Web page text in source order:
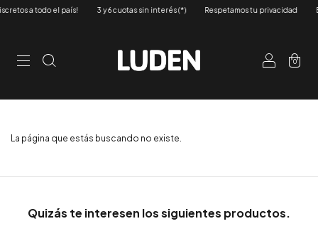
a todo el país! 3 y 6 cuotas sin interés (*) Respetamos tu privacidad
0
La página que estás buscando no existe.
Quizás te interesen los siguientes productos.